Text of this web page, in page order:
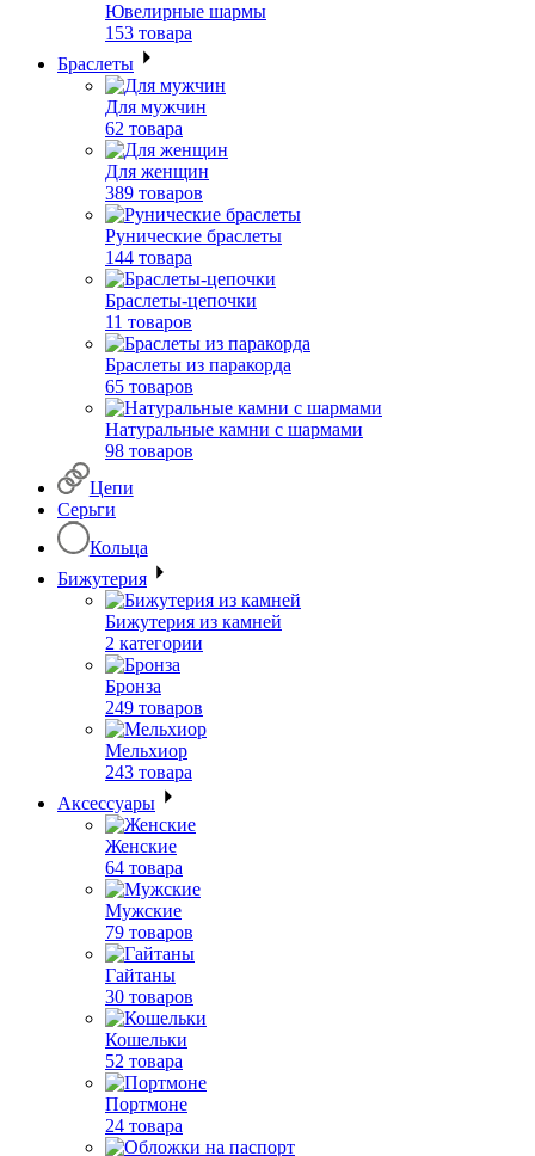
Ювелирные шармы
153 товара
Браслеты
Для мужчин
62 товара
Для женщин
389 товаров
Рунические браслеты
144 товара
Браслеты-цепочки
11 товаров
Браслеты из паракорда
65 товаров
Натуральные камни с шармами
98 товаров
Цепи
Серьги
Кольца
Бижутерия
Бижутерия из камней
2 категории
Бронза
249 товаров
Мельхиор
243 товара
Аксессуары
Женские
64 товара
Мужские
79 товаров
Гайтаны
30 товаров
Кошельки
52 товара
Портмоне
24 товара